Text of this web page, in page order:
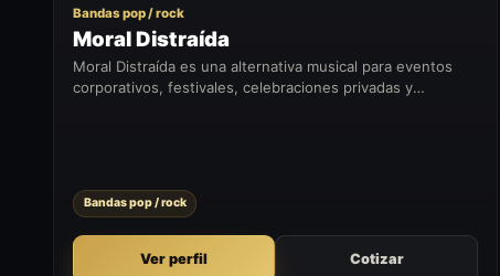
Bandas pop / rock
Moral Distraída
Moral Distraída es una alternativa musical para eventos
corporativos, festivales, celebraciones privadas y
Bandas pop / rock
Ver perfil Cotizar